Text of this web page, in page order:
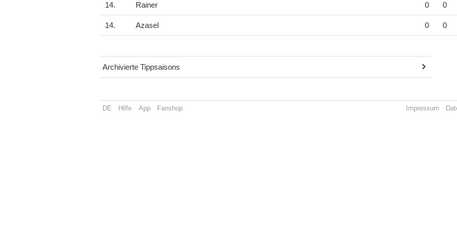
14. Rainer 0 0
14. Azasel 0 0
Archivierte Tippsaisons
DE Hilfe App Fanshop Impressum